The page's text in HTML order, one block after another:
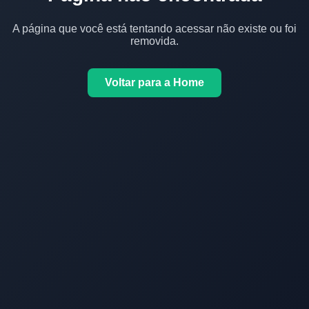
A página que você está tentando acessar não existe ou foi
removida.
Voltar para a Home